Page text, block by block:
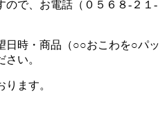
ので、お電話（０５６８-２１-
日時・商品（○○おこわを○パッ
い。
ます。